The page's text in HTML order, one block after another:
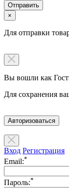
×
Для отправки
Вы вошли как
Для сохранения
Авторизоваться
Вход Регистрация
Email:*
Пароль:*